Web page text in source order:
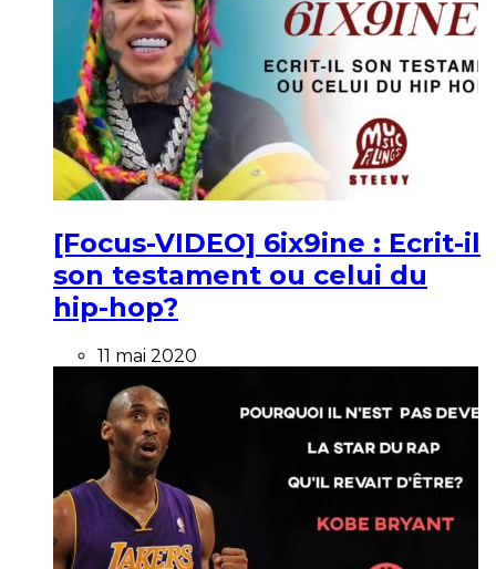
[Focus-VIDEO] 6ix9ine : Ecrit-il
son testament ou celui du
hip-hop?
11 mai 2020